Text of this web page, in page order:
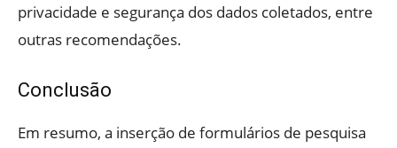
privacidade e segurança dos dados coletados, entre
outras recomendações.
Conclusão
Em resumo, a inserção de formulários de pesquisa